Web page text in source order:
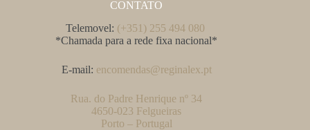
CONTATO
Telemovel: (+351) 255 494 080
*Chamada para a rede fixa nacional*
E-mail: encomendas@reginalex.pt
Rua. do Padre Henrique nº 34
4650-023 Felgueiras
Porto – Portugal